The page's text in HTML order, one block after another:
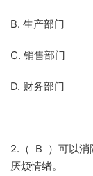
B. 生产部门
C. 销售部门
D. 财务部门
2.（ B ）可以消
厌烦情绪。